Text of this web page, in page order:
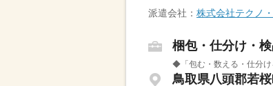
派遣会社： 株式会社テクノ
梱包・仕分け・
◆「包む・数える・仕分